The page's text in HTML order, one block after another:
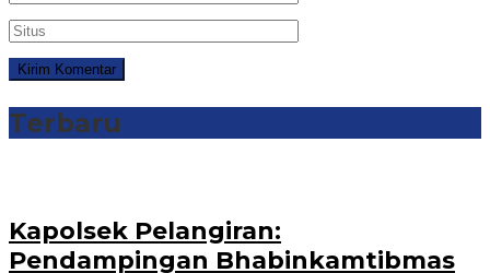
Terbaru
Kapolsek Pelangiran:
Pendampingan Bhabinkamtibmas